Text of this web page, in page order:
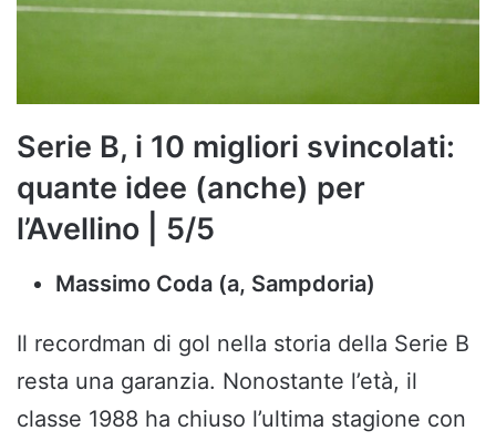
Serie B, i 10 migliori svincolati:
quante idee (anche) per
l’Avellino | 5/5
Massimo Coda (a, Sampdoria)
Il recordman di gol nella storia della Serie B
resta una garanzia. Nonostante l’età, il
classe 1988 ha chiuso l’ultima stagione con